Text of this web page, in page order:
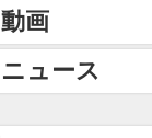
動画
ニュース